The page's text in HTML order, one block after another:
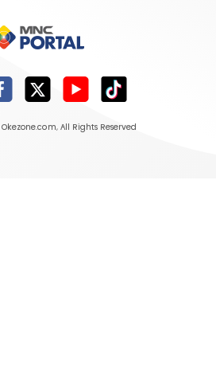
Okezone.com, All Rights Reserved